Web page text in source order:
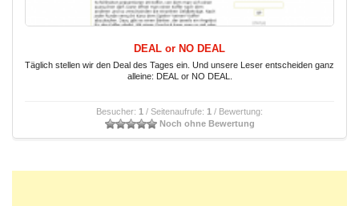
DEAL or NO DEAL
Täglich stellen wir den Deal des Tages ein. Und unsere Leser entscheiden ganz
alleine: DEAL or NO DEAL.
Besucher: 1 / Seitenaufrufe: 1 / Bewertung:
Noch ohne Bewertung